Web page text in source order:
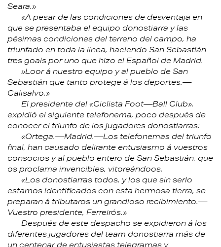
Seara.»
«A pesar de las condiciones de desventaja en
que se presentaba el equipo donostiarra y las
pésimas condiciones del terreno del campo, ha
triunfado en toda la línea, haciendo San Sebastián
tres goals por uno que hizo el Español de Madrid.
»Loor á nuestro equipo y al pueblo de San
Sebastián que tanto protege á los deportes.—
Calisalvo.»
El presidente del «Ciclista Foot—Ball Club»,
expidió el siguiente telefonema, poco después de
conocer el triunfo de los jugadores donostiarras:
«Ortega.—Madrid.—Los telefonemas del triunfo
final, han causado delirante entusiasmo á vuestros
consocios y al pueblo entero de San Sebastián, que
os proclama invencibles, vitoreándoos.
«Los donostiarras todos, y los que sin serlo
estamos identificados con esta hermosa tierra, se
preparan á tributaros un grandioso recibimiento.—
Vuestro presidente, Ferreirós.»
Después de este despacho se expidieron á los
diferentes jugadores del team donostiarra más de
un centenar de entusiastas telegramas y